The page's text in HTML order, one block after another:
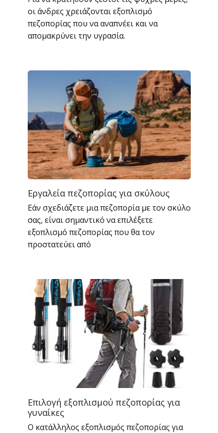
οι άνδρες χρειάζονται εξοπλισμό
πεζοπορίας που να αναπνέει και να
απομακρύνει την υγρασία.
Εργαλεία πεζοπορίας για σκύλους
Εάν σχεδιάζετε μια πεζοπορία με τον σκύλο
σας, είναι σημαντικό να επιλέξετε
εξοπλισμό πεζοπορίας που θα τον
προστατεύει από
Επιλογή εξοπλισμού πεζοπορίας για
γυναίκες
Ο κατάλληλος εξοπλισμός πεζοπορίας για